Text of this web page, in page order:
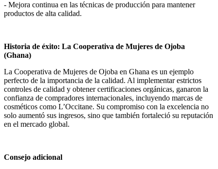
- Mejora continua en las técnicas de producción para mantener
productos de alta calidad.
Historia de éxito: La Cooperativa de Mujeres de Ojoba
(Ghana)
La Cooperativa de Mujeres de Ojoba en Ghana es un ejemplo
perfecto de la importancia de la calidad. Al implementar estrictos
controles de calidad y obtener certificaciones orgánicas, ganaron la
confianza de compradores internacionales, incluyendo marcas de
cosméticos como L’Occitane. Su compromiso con la excelencia no
solo aumentó sus ingresos, sino que también fortaleció su reputación
en el mercado global.
Consejo adicional